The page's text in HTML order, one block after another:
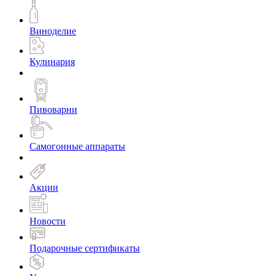
Виноделие
Кулинария
Пивоварни
Самогонные аппараты
Акции
Новости
Подарочные сертификаты